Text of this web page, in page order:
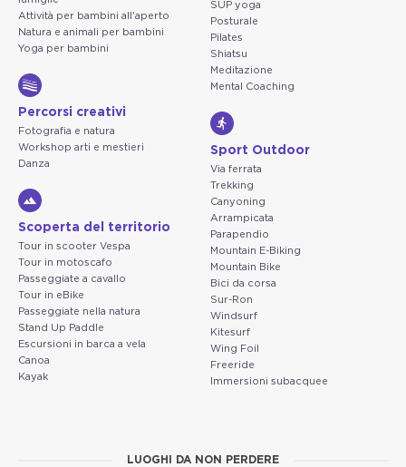
Attività per bambini all'aperto
Natura e animali per bambini
Yoga per bambini
Percorsi creativi
Fotografia e natura
Workshop arti e mestieri
Danza
Scoperta del territorio
Tour in scooter Vespa
Tour in motoscafo
Passeggiate a cavallo
Tour in eBike
Passeggiate nella natura
Stand Up Paddle
Escursioni in barca a vela
Canoa
Kayak
SUP yoga
Posturale
Pilates
Shiatsu
Meditazione
Mental Coaching
Sport Outdoor
Via ferrata
Trekking
Canyoning
Arrampicata
Parapendio
Mountain E-Biking
Mountain Bike
Bici da corsa
Sur-Ron
Windsurf
Kitesurf
Wing Foil
Freeride
Immersioni subacquee
LUOGHI DA NON PERDERE